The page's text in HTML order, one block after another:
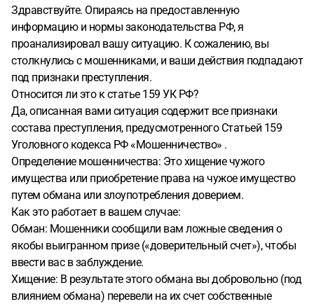
Здравствуйте. Опираясь на предоставленную
информацию и нормы законодательства РФ, я
проанализировал вашу ситуацию. К сожалению, вы
столкнулись с мошенниками, и ваши действия подпадают
под признаки преступления.
Относится ли это к статье 159 УК РФ?
Да, описанная вами ситуация содержит все признаки
состава преступления, предусмотренного Статьей 159
Уголовного кодекса РФ «Мошенничество» .
Определение мошенничества: Это хищение чужого
имущества или приобретение права на чужое имущество
путем обмана или злоупотребления доверием.
Как это работает в вашем случае:
Обман: Мошенники сообщили вам ложные сведения о
якобы выигранном призе («доверительный счет»), чтобы
ввести вас в заблуждение.
Хищение: В результате этого обмана вы добровольно (под
влиянием обмана) перевели на их счет собственные